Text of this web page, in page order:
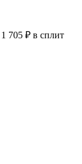
1 705 ₽ в сплит